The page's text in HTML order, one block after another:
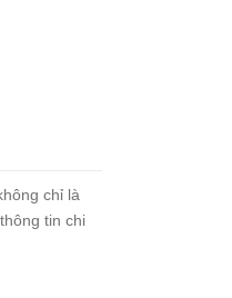
chỉ là
tin chi